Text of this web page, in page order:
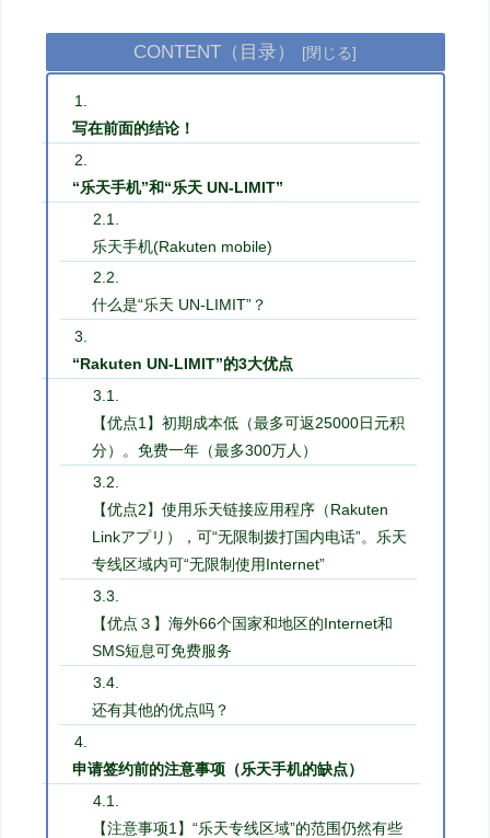
CONTENT（目录）
写在前面的结论！
“乐天手机”和“乐天 UN-LIMIT”
乐天手机(Rakuten mobile)
什么是“乐天 UN-LIMIT”？
“Rakuten UN-LIMIT”的3大优点
【优点1】初期成本低（最多可返25000日元积
分）。免费一年（最多300万人）
【优点2】使用乐天链接应用程序（Rakuten
Linkアプリ），可“无限制拨打国内电话”。乐天
专线区域内可“无限制使用Internet”
【优点３】海外66个国家和地区的Internet和
SMS短息可免费服务
还有其他的优点吗？
申请签约前的注意事项（乐天手机的缺点）
【注意事项1】“乐天专线区域”的范围仍然有些